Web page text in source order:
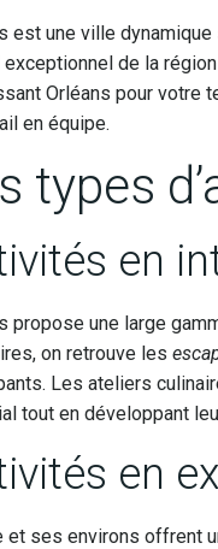
est une ville
exceptionnel de la
Orléans pour votre
en équipe.
types
en
propose une large
on retrouve les
Les ateliers
tout en développant
en
et ses environs offrent